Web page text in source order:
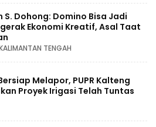
S. Dohong: Domino Bisa Jadi
Ekonomi Kreatif, Asal Taat
TENGAH
Melapor, PUPR Kalteng
Proyek Irigasi Telah Tuntas